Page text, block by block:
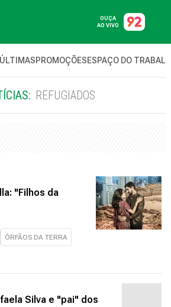
OUÇA
AO VIVO
ÚLTIMASPROMOÇÕESESPAÇO DO
REFUGIADOS
"Filhos da
ÓRFÃOS DA TERRA
Silva e "pai" dos